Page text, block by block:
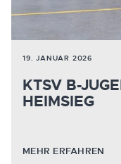
19. JANUAR 2026
KTSV B-
HEIMSIEG
MEHR ERFAHREN